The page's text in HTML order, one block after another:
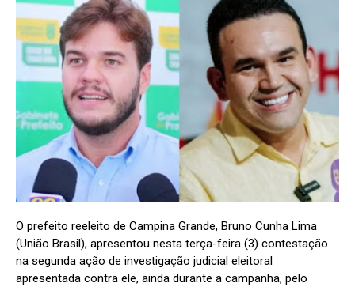
O prefeito reeleito de Campina Grande, Bruno Cunha Lima
(União Brasil), apresentou nesta terça-feira (3) contestação
na segunda ação de investigação judicial eleitoral
apresentada contra ele, ainda durante a campanha, pelo